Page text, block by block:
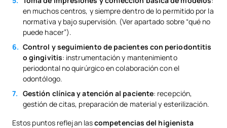
en muchos centros, y siempre dentro de lo permitido por la
normativa y bajo supervisión. (Ver apartado sobre “qué no
puede hacer”).
Control y seguimiento de pacientes con periodontitis
o gingivitis: instrumentación y mantenimiento
periodontal no quirúrgico en colaboración con el
odontólogo.
Gestión clínica y atención al paciente: recepción,
gestión de citas, preparación de material y esterilización.
Estos puntos reflejan lascompetencias del higienista